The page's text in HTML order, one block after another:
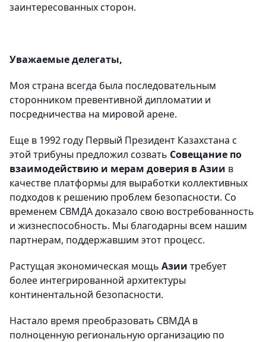
заинтересованных сторон.
Уважаемые делегаты,
Моя страна всегда была последовательным
сторонником превентивной дипломатии и
посредничества на мировой арене.
Еще в 1992 году Первый Президент Казахстана с
этой трибуны предложил созвать Совещание по
взаимодействию и мерам доверия в Азии в
качестве платформы для выработки коллективных
подходов к решению проблем безопасности. Со
временем СВМДА доказало свою востребованность
и жизнеспособность. Мы благодарны всем нашим
партнерам, поддержавшим этот процесс.
Растущая экономическая мощь Азии требует
более интегрированной архитектуры
континентальной безопасности.
Настало время преобразовать СВМДА в
полноценную региональную организацию по